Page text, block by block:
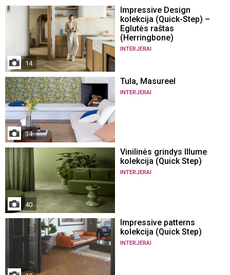
14
Impressive Design
kolekcija (Quick-Step) –
Eglutės raštas
(Herringbone)
INTERJERAI
34
Tula, Masureel
INTERJERAI
40
Vinilinės grindys Illume
kolekcija (Quick Step)
INTERJERAI
Impressive patterns
kolekcija (Quick Step)
INTERJERAI